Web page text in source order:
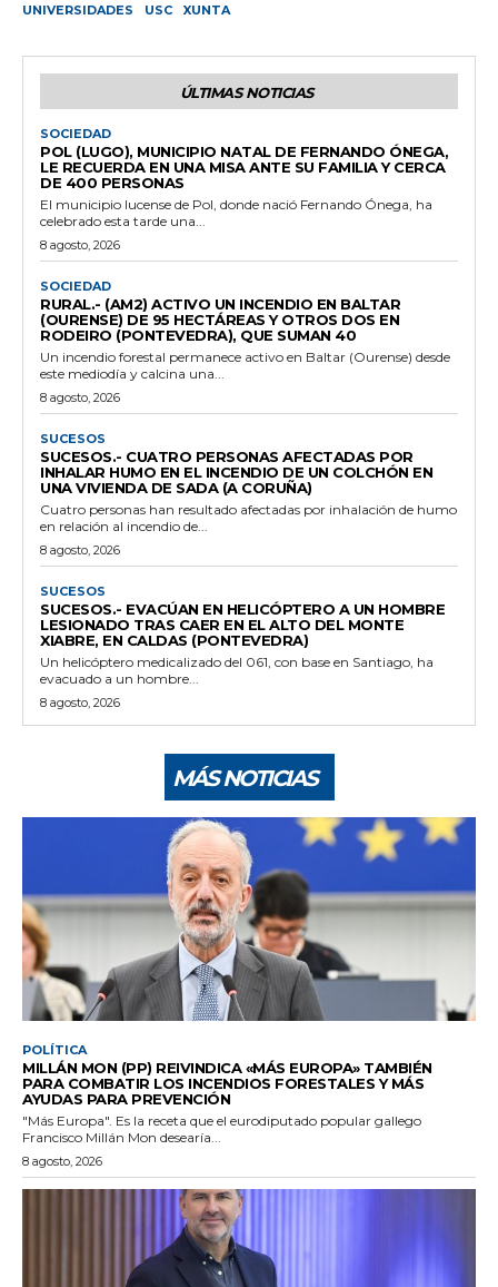
UNIVERSIDADES USC XUNTA
ÚLTIMAS NOTICIAS
SOCIEDAD
POL (LUGO), MUNICIPIO NATAL DE FERNANDO ÓNEGA,
LE RECUERDA EN UNA MISA ANTE SU FAMILIA Y CERCA
DE 400 PERSONAS
El municipio lucense de Pol, donde nació Fernando Ónega, ha
celebrado esta tarde una...
8 agosto, 2026
SOCIEDAD
RURAL.- (AM2) ACTIVO UN INCENDIO EN BALTAR
(OURENSE) DE 95 HECTÁREAS Y OTROS DOS EN
RODEIRO (PONTEVEDRA), QUE SUMAN 40
Un incendio forestal permanece activo en Baltar (Ourense) desde
este mediodía y calcina una...
8 agosto, 2026
SUCESOS
SUCESOS.- CUATRO PERSONAS AFECTADAS POR
INHALAR HUMO EN EL INCENDIO DE UN COLCHÓN EN
UNA VIVIENDA DE SADA (A CORUÑA)
Cuatro personas han resultado afectadas por inhalación de humo
en relación al incendio de...
8 agosto, 2026
SUCESOS
SUCESOS.- EVACÚAN EN HELICÓPTERO A UN HOMBRE
LESIONADO TRAS CAER EN EL ALTO DEL MONTE
XIABRE, EN CALDAS (PONTEVEDRA)
Un helicóptero medicalizado del 061, con base en Santiago, ha
evacuado a un hombre...
8 agosto, 2026
MÁS NOTICIAS
POLÍTICA
MILLÁN MON (PP) REIVINDICA «MÁS EUROPA» TAMBIÉN
PARA COMBATIR LOS INCENDIOS FORESTALES Y MÁS
AYUDAS PARA PREVENCIÓN
"Más Europa". Es la receta que el eurodiputado popular gallego
Francisco Millán Mon desearía...
8 agosto, 2026